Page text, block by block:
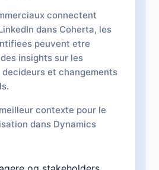
connectent
dans Coherta, les
peuvent etre
insights sur les
et changements
contexte pour le
dans Dynamics